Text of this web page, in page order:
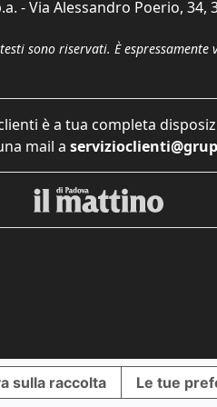
- Via Alessandro Poerio, 34,
sono riservati. È
è a tua completa
mail a
sulla raccolta Le tue